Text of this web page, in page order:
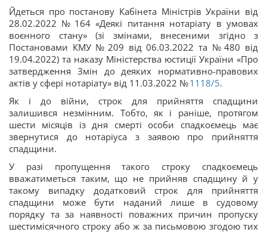
Йдеться про постанову Кабінета Міністрів України від
28.02.2022 № 164 «Деякі питання нотаріату в умовах
воєнного стану» (зі змінами, внесеними згідно з
Постановами КМУ № 209 від 06.03.2022 та № 480 від
19.04.2022) та наказу Міністерства юстиції України «Про
затвердження Змін до деяких нормативно-правових
актів у сфері нотаріату» від 11.03.2022 №1118/5.
Як і до війни, строк для прийняття спадщини
залишився незмінним. Тобто, як і раніше, протягом
шести місяців із дня смерті особи спадкоємець має
звернутися до нотаріуса з заявою про прийняття
спадщини.
У разі пропущення такого строку спадкоємець
вважатиметься таким, що не прийняв спадщину й у
такому випадку додатковий строк для прийняття
спадщини може бути наданий лише в судовому
порядку та за наявності поважних причин пропуску
шестимісячного строку або ж за письмовою згодою тих